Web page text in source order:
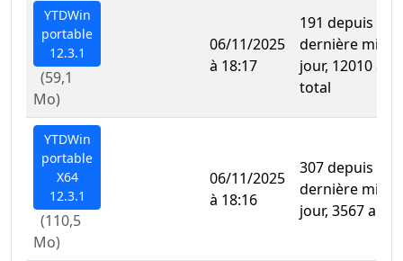
YTDWin
portable
12.3.1
(59,1
Mo)
06/11/2025
à 18:17
191 depuis la
dernière mise
jour, 12010 au
total
YTDWin
portable
X64
12.3.1
(110,5
Mo)
06/11/2025
à 18:16
307 depuis la
dernière mise
jour, 3567 au